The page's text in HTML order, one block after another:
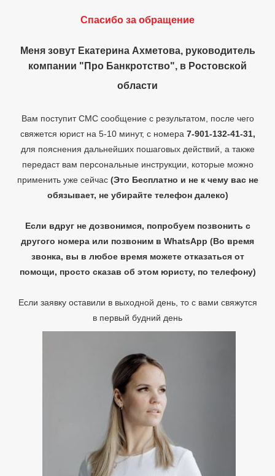
Спасибо за обращение
Меня зовут Екатерина Ахметова, руководитель
компании "Про Банкротство", в Ростовской
области
Вам поступит СМС сообщение с результатом, после чего
свяжется юрист на 5-10 минут, с номера 7-901-132-41-31,
для пояснения дальнейших пошаговых действий, а также
передаст вам персональные инструкции, которые можно
применить уже сейчас (Это Бесплатно и не к чему вас не
обязывает, не убирайте телефон далеко)
Если вдруг не дозвонимся, попробуем позвонить с
другого номера или позвоним в WhatsApp (Во время
звонка, вы в любое время можете отказаться от
помощи, просто сказав об этом юристу, по телефону)
Если заявку оставили в выходной день, то с вами свяжутся
в первый будний день